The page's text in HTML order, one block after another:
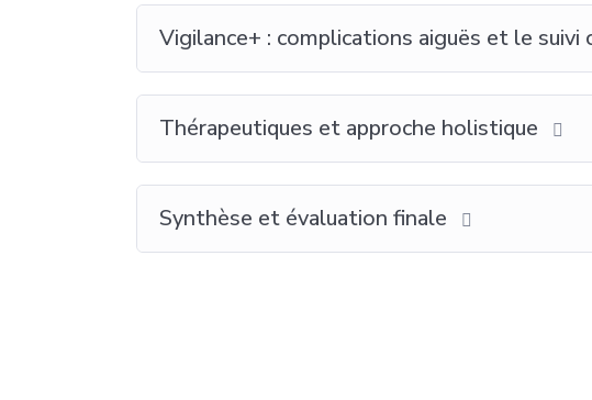
Vigilance+ : complications aiguës et le suivi
Thérapeutiques et approche holistique
Synthèse et évaluation finale